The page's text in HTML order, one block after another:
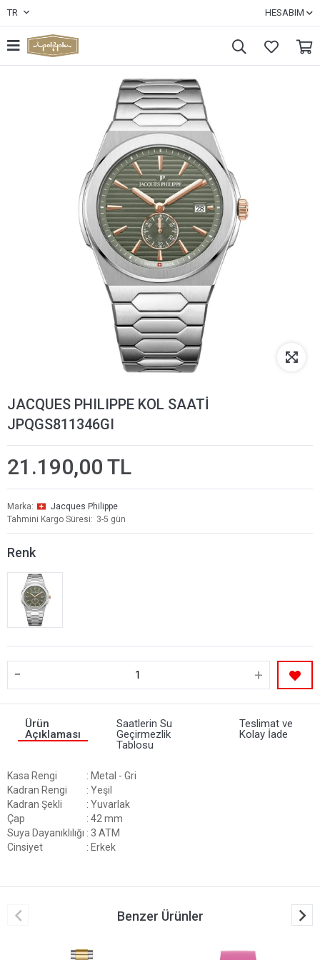
TR HESABIM
JACQUES PHILIPPE KOL SAATİ
JPQGS811346GI
21.190,00 TL
Marka
Jacques Philippe
Tahmini Kargo Süresi
3-5 gün
Renk
- +
Ürün
Açıklaması
Saatlerin Su
Geçirmezlik
Tablosu
Teslimat ve
Kolay İade
Kasa Rengi
: Metal - Gri
Kadran Rengi
: Yeşil
Kadran Şekli
: Yuvarlak
Çap
: 42 mm
Suya Dayanıklılığı : 3 ATM
Cinsiyet
: Erkek
Benzer Ürünler